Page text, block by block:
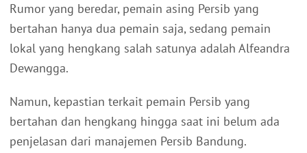
Rumor yang beredar, pemain asing Persib yang
bertahan hanya dua pemain saja, sedang pemain
lokal yang hengkang salah satunya adalah Alfeandra
Dewangga.
Namun, kepastian terkait pemain Persib yang
bertahan dan hengkang hingga saat ini belum ada
penjelasan dari manajemen Persib Bandung.